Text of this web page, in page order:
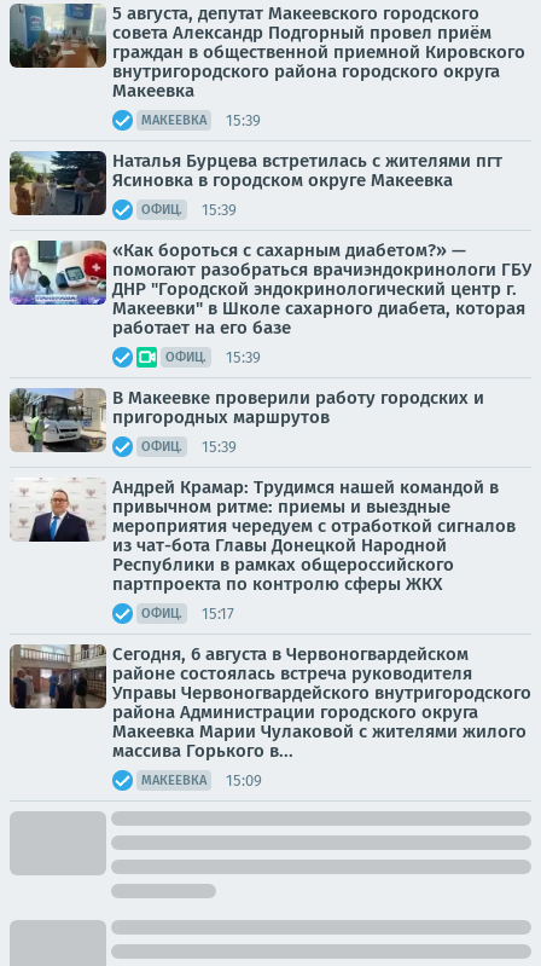
5 августа, депутат Макеевского городского
совета Александр Подгорный провел приём
граждан в общественной приемной Кировского
внутригородского района городского округа
Макеевка
МАКЕЕВКА 15:39
Наталья Бурцева встретилась с жителями пгт
Ясиновка в городском округе Макеевка
ОФИЦ. 15:39
«Как бороться с сахарным диабетом?» —
помогают разобраться врачиэндокринологи ГБУ
ДНР "Городской эндокринологический центр г.
Макеевки" в Школе сахарного диабета, которая
работает на его базе
ОФИЦ. 15:39
В Макеевке проверили работу городских и
пригородных маршрутов
ОФИЦ. 15:39
Андрей Крамар: Трудимся нашей командой в
привычном ритме: приемы и выездные
мероприятия чередуем с отработкой сигналов
из чат-бота Главы Донецкой Народной
Республики в рамках общероссийского
партпроекта по контролю сферы ЖКХ
ОФИЦ. 15:17
Сегодня, 6 августа в Червоногвардейском
районе состоялась встреча руководителя
Управы Червоногвардейского внутригородского
района Администрации городского округа
Макеевка Марии Чулаковой с жителями жилого
массива Горького в...
МАКЕЕВКА 15:09